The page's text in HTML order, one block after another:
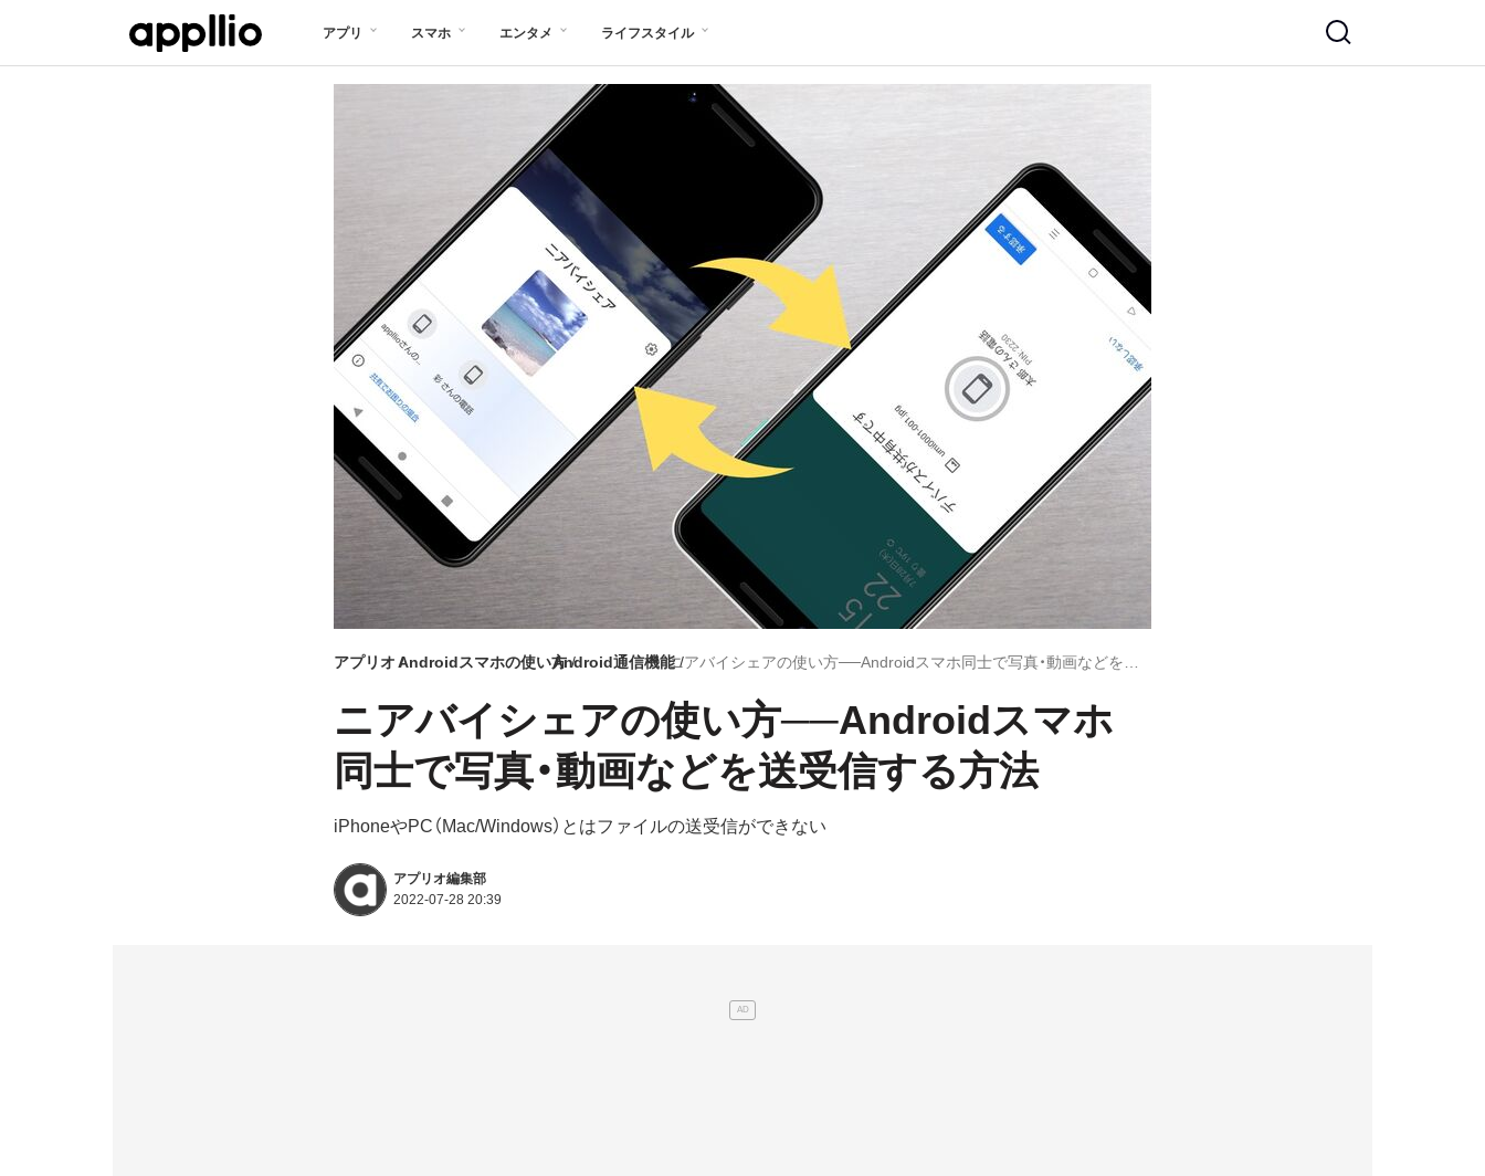
アプリ スマホ エンタメ ライフスタイル
アプリオAndroidスマホの使い方Android通信機能
ニアバイシェアの使い方──Androidスマホ
同士で写真・動画などを送受信する方法
iPhoneやPC（Mac/Windows）とはファイルの送受信ができない
アプリオ編集部
2022-07-28 20:39